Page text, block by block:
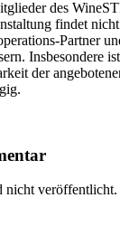
des
findet
Partner
Insbesondere
der
nicht veröffentlicht.